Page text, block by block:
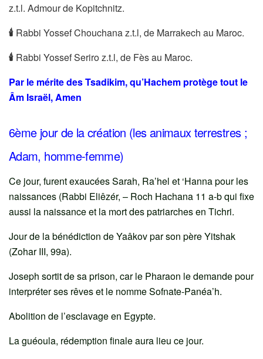
z.t.l. Admour de Kopitchnitz.
🕯 Rabbi Yossef Chouchana z.t.l, de Marrakech au Maroc.
🕯 Rabbi Yossef Seriro z.t.l, de Fès au Maroc.
Par le mérite des Tsadikim, qu’Hachem protège tout le
Âm Israël, Amen
6ème jour de la création (les animaux terrestres ;
Adam, homme-femme)
Ce jour, furent exaucées Sarah, Ra’hel et ‘Hanna pour les
naissances (Rabbi Eliêzér, – Roch Hachana 11 a-b qui fixe
aussi la naissance et la mort des patriarches en Tichri.
Jour de la bénédiction de Yaâkov par son père Yitshak
(Zohar III, 99a).
Joseph sortit de sa prison, car le Pharaon le demande pour
interpréter ses rêves et le nomme Sofnate-Panéa’h.
Abolition de l’esclavage en Egypte.
La guéoula, rédemption finale aura lieu ce jour.